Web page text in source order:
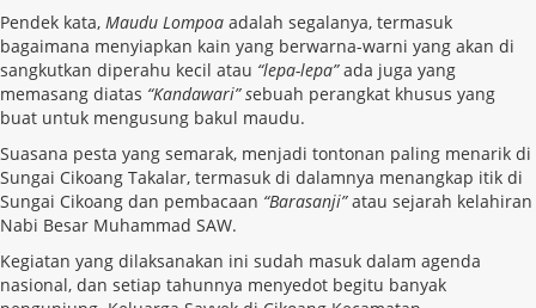
Pendek kata, Maudu Lompoa adalah segalanya, termasuk
bagaimana menyiapkan kain yang berwarna-warni yang akan di
sangkutkan diperahu kecil atau “lepa-lepa”ada juga yang
memasang diatas “Kandawari” sebuah perangkat khusus yang
buat untuk mengusung bakul maudu.
Suasana pesta yang semarak, menjadi tontonan paling menarik di
Sungai Cikoang Takalar, termasuk di dalamnya menangkap itik di
Sungai Cikoang dan pembacaan “Barasanji”atau sejarah kelahiran
Nabi Besar Muhammad SAW.
Kegiatan yang dilaksanakan ini sudah masuk dalam agenda
nasional, dan setiap tahunnya menyedot begitu banyak